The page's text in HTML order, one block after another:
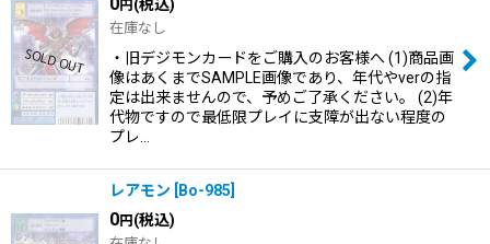
円(税込)
在庫なし
・旧デジモンカードをご購入のお客様へ (1)商品画
像はあくまでSAMPLE画像であり、年代やverの指
定は出来ませんので、予めご了承ください。 (2)年
代物ですので最低限プレイに支障が出ない程度の
プレ…
レアモン Bo-985
0円(税込)